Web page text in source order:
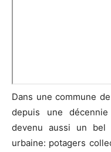
Dans une commune
depuis une
devenu aussi un bel
urbaine: potagers